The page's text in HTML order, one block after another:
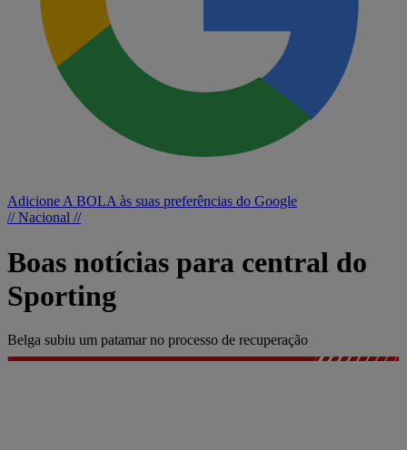
Adicione A BOLA às suas preferências do Google
// Nacional //
Boas notícias para central do
Sporting
Belga subiu um patamar no processo de recuperação